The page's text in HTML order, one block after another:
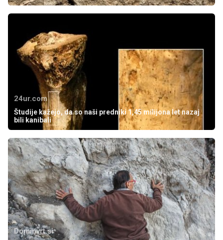
24ur.com
Študije kažejo, da so naši predniki 1,45 milijona let nazaj
bili kanibali
Dominvrt.si